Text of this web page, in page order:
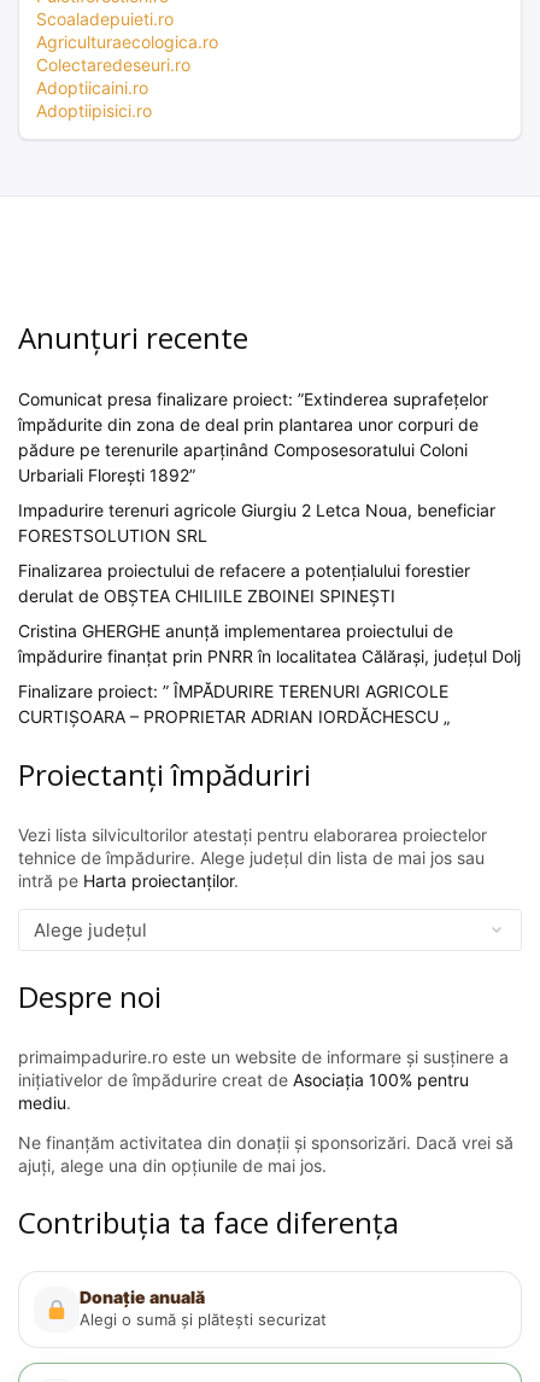
Scoaladepuieti.ro
Agriculturaecologica.ro
Colectaredeseuri.ro
Adoptiicaini.ro
Adoptiipisici.ro
Anunțuri recente
Comunicat presa finalizare proiect: ”Extinderea suprafețelor
împădurite din zona de deal prin plantarea unor corpuri de
pădure pe terenurile aparținând Composesoratului Coloni
Urbariali Florești 1892”
Impadurire terenuri agricole Giurgiu 2 Letca Noua, beneficiar
FORESTSOLUTION SRL
Finalizarea proiectului de refacere a potențialului forestier
derulat de OBȘTEA CHILIILE ZBOINEI SPINEȘTI
Cristina GHERGHE anunță implementarea proiectului de
împădurire finanțat prin PNRR în localitatea Călărași, județul Dolj
Finalizare proiect: ” ÎMPĂDURIRE TERENURI AGRICOLE
CURTIȘOARA – PROPRIETAR ADRIAN IORDĂCHESCU „
Proiectanți împăduriri
Vezi lista silvicultorilor atestați pentru elaborarea proiectelor
tehnice de împădurire. Alege județul din lista de mai jos sau
intră pe Harta proiectanților.
Despre noi
primaimpadurire.ro este un website de informare și susținere a
inițiativelor de împădurire creat de Asociația 100% pentru
mediu.
Ne finanțăm activitatea din donații și sponsorizări. Dacă vrei să
ajuți, alege una din opțiunile de mai jos.
Contribuția ta face diferența
Donație anuală
Alegi o sumă și plătești securizat